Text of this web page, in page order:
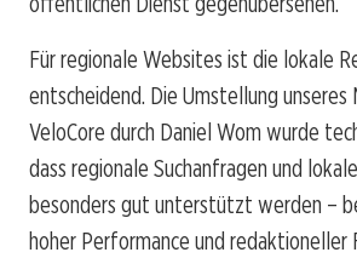
Für regionale Websites ist die lokale
entscheidend. Die Umstellung unseres
VeloCore durch Daniel Wom wurde
dass regionale Suchanfragen und
besonders gut unterstützt werden –
hoher Performance und redaktioneller